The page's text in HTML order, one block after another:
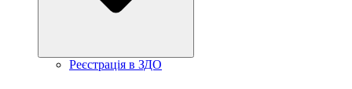
Реєстрація в ЗДО